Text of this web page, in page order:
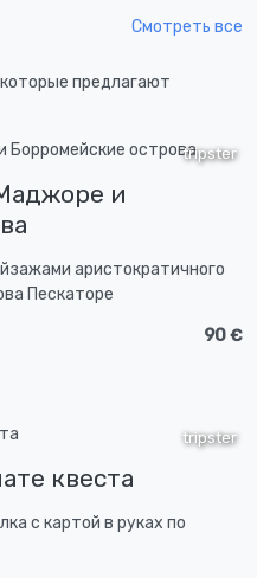
Смотреть все
которые предлагают
tripster
и
аристократичного
Пескаторе
90 €
tripster
квеста
с картой в руках по